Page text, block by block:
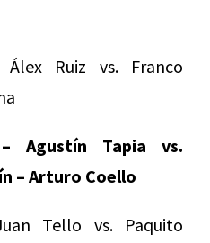
Álex Ruiz vs. Franco
– Agustín Tapia vs.
– Arturo Coello
Tello vs. Paquito